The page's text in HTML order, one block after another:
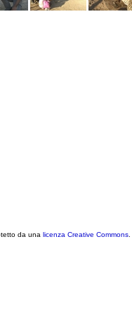
da una licenza Creative Commons.